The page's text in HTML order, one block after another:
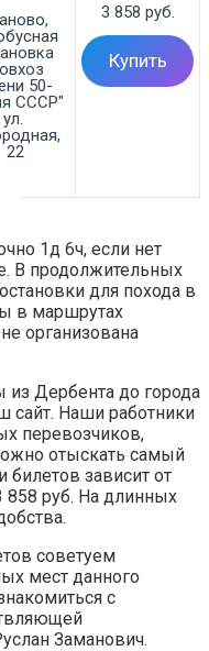
50-
СССР"
ул.
22
3 858 руб.
Купить
1д 6ч, если нет
В продолжительных
для похода в
в маршрутах
организована
Дербента до города
сайт. Наши работники
перевозчиков,
отыскать самый
билетов зависит от
858 руб. На длинных
советуем
мест данного
с
Заманович.